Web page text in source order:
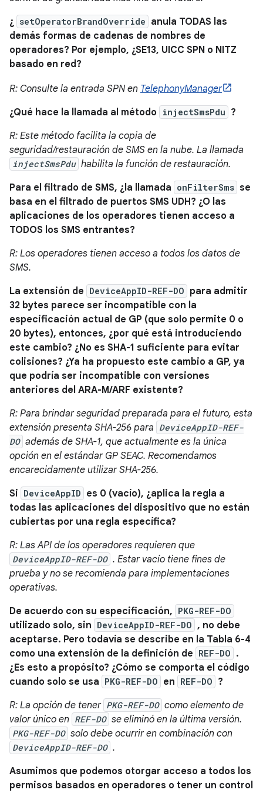
¿ setOperatorBrandOverride anula TODAS las
demás formas de cadenas de nombres de
operadores? Por ejemplo, ¿SE13, UICC SPN o NITZ
basado en red?
R: Consulte la entrada SPN en TelephonyManager
¿Qué hace la llamada al método
injectSmsPdu ?
R: Este método facilita la copia de
seguridad/restauración de SMS en la nube. La llamada
injectSmsPdu habilita la función de restauración.
Para el filtrado de SMS, ¿la llamada onFilterSms se
basa en el filtrado de puertos SMS UDH? ¿O las
aplicaciones de los operadores tienen acceso a
TODOS los SMS entrantes?
R: Los operadores tienen acceso a todos los datos de
SMS.
La extensión de DeviceAppID-REF-DO para admitir
32 bytes parece ser incompatible con la
especificación actual de GP (que solo permite 0 o
20 bytes), entonces, ¿por qué está introduciendo
este cambio? ¿No es SHA-1 suficiente para evitar
colisiones? ¿Ya ha propuesto este cambio a GP, ya
que podría ser incompatible con versiones
anteriores del ARA-M/ARF existente?
R: Para brindar seguridad preparada para el futuro, esta
extensión presenta SHA-256 para DeviceAppID-REF-
DO además de SHA-1, que actualmente es la única
opción en el estándar GP SEAC. Recomendamos
encarecidamente utilizar SHA-256.
Si DeviceAppID es 0 (vacío), ¿aplica la regla a
todas las aplicaciones del dispositivo que no están
cubiertas por una regla específica?
R: Las API de los operadores requieren que
DeviceAppID-REF-DO . Estar vacío tiene fines de
prueba y no se recomienda para implementaciones
operativas.
De acuerdo con su especificación, PKG-REF-DO
utilizado solo, sin DeviceAppID-REF-DO , no debe
aceptarse. Pero todavía se describe en la Tabla 6-4
como una extensión de la definición de REF-DO .
¿Es esto a propósito? ¿Cómo se comporta el código
cuando solo se usa PKG-REF-DO en REF-DO ?
R: La opción de tener PKG-REF-DO como elemento de
valor único en REF-DO se eliminó en la última versión.
PKG-REF-DO solo debe ocurrir en combinación con
DeviceAppID-REF-DO .
Asumimos que podemos otorgar acceso a todos los
permisos basados ​​en operadores o tener un control